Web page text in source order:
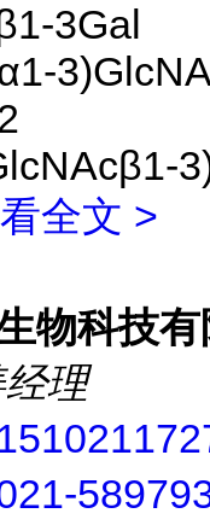
3Gal
全文 >
物科技有
理